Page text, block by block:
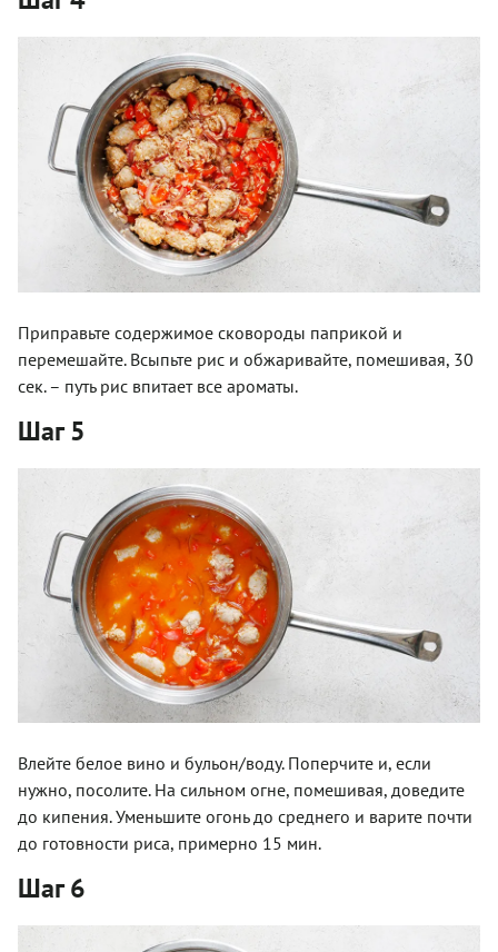
Приправьте содержимое сковороды паприкой и
перемешайте. Всыпьте рис и обжаривайте, помешивая, 30
сек. – путь рис впитает все ароматы.
Шаг 5
Влейте белое вино и бульон/воду. Поперчите и, если
нужно, посолите. На сильном огне, помешивая, доведите
до кипения. Уменьшите огонь до среднего и варите почти
до готовности риса, примерно 15 мин.
Шаг 6